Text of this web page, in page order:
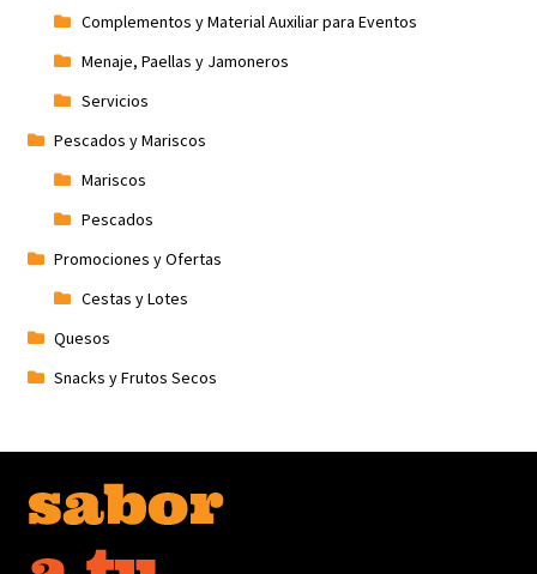
Complementos y Material Auxiliar para Eventos
Menaje, Paellas y Jamoneros
Servicios
Pescados y Mariscos
Mariscos
Pescados
Promociones y Ofertas
Cestas y Lotes
Quesos
Snacks y Frutos Secos